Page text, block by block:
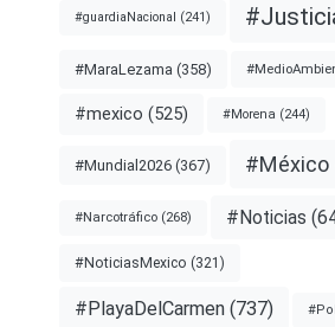
#guardiaNacional (241)
#MaraLezama (358)
#mexico (525) #Morena (244)
#Mundial2026 (367) #México
#Narcotráfico (268) #Noticias
#NoticiasMexico (321)
#PlayaDelCarmen (737)